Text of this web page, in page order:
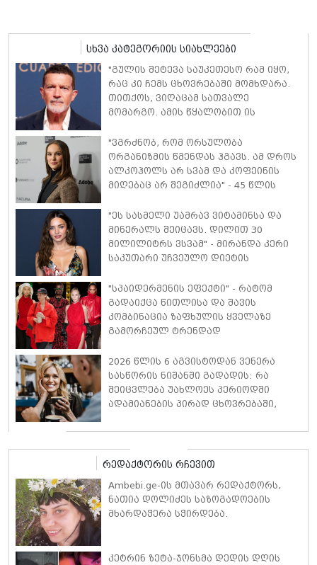
სხვა კატეგორიის სიახლეები
"გულის შეტევა საუკეთესო რამ იყო,
რაც კი ჩემს ცხოვრებაში მომხდარა.
თითქოს, ვიღაცამ სათვალე
მომარგო. ამის წყალობით ის
ვერ ვამჩნევდი" - ანტონიო ბანდერასი
"ვგრძნობ, რომ ორსულობა
ორგანიზმის წმენდას ჰგავს. ამ დროს
ალკოჰოლს არ სვამ და კოფეინის
მიღებაც არ შეგიძლია" - 45 წლის
იშვიათ კომენტარს აკეთებს
"ეს სასმელი უამრავ ვიტამინსა და
მინერალს შეიცავს. დილით 30
მილილიტრს ვსვამ" - მირანდა კერი
საკუთარი უჩვეულო დიეტის
"სპაიდერმენის ეფექტი" - რატომ
გადაიქცა წითლისა და შავის
კომბინაცია ზაფხულის ყველაზე
გამორჩეულ ტრენდად
2026 წლის 6 აგვისტოდან ვენერა
სასწორის ნიშანში გადადის: რა
შეიცვლება უახლოეს პერიოდში
ადამიანების პირად ცხოვრებაში,
ურთიერთობებში
რედაქტორის რჩევით
Ambebi.ge-ის მთავარ რედაქტორს,
ნათია დოლიძეს საზოგადოების
მხარდაჭერა სჭირდება.
კეტრინ ზეტა-ჯონსმა დედის დღის